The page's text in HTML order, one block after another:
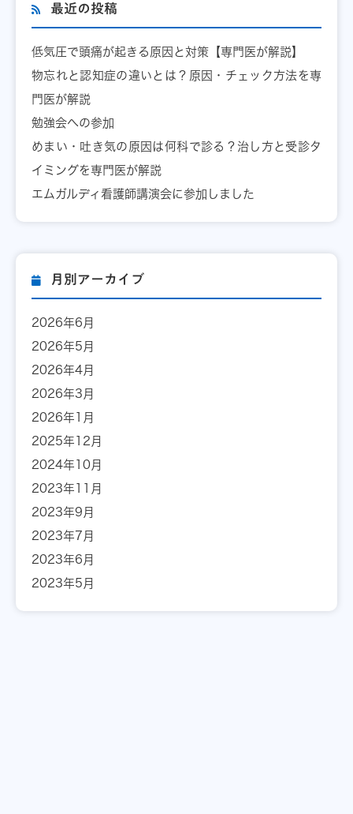
最近の投稿
低気圧で頭痛が起きる原因と対策【専門医が解説】
物忘れと認知症の違いとは？原因・チェック方法を専
門医が解説
勉強会への参加
めまい・吐き気の原因は何科で診る？治し方と受診タ
イミングを専門医が解説
エムガルディ看護師講演会に参加しました
月別アーカイブ
2026年6月
2026年5月
2026年4月
2026年3月
2026年1月
2025年12月
2024年10月
2023年11月
2023年9月
2023年7月
2023年6月
2023年5月